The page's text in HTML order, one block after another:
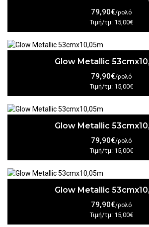
79,90€/ρολό
Τιμή/τμ: 15,00€
Glow Metallic
79,90€/ρολό
Τιμή/τμ: 15,00€
Glow Metallic
79,90€/ρολό
Τιμή/τμ: 15,00€
Glow Metallic
79,90€/ρολό
Τιμή/τμ: 15,00€